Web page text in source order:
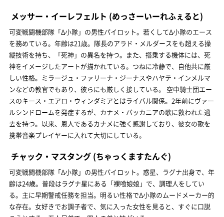
メッサー・イーレフェルト (めっさーいーれふぇると)
可変戦闘機部隊「Δ小隊」の男性パイロット。若くしてΔ小隊のエース
を務めている。年齢は21歳。隊長のアラド・メルダースをも超える操
縦技術を持ち、「死神」の異名を持つ。また、搭乗する機体には、死
神をイメージしたアートが描かれている。つねに冷静で、自他共に厳
しい性格。ミラージュ・ファリーナ・ジーナスやハヤテ・インメルマ
ンなどの教官でもあり、彼らにも厳しく接している。 空中騎士団エー
スのキース・エアロ・ウィンダミアとはライバル関係。2年前にヴァー
ルシンドロームを発症するが、カナメ・バッカニアの歌に救われた過
去を持つ。以来、恩人であるカナメに強く感謝しており、彼女の歌を
携帯音楽プレイヤーに入れて大切にしている。
チャック・マスタング (ちゃっくますたんぐ)
可変戦闘機部隊「Δ小隊」の男性パイロット。惑星、ラグナ出身で、年
齢は24歳。普段はラグナ星にある「裸喰娘娘」で、調理人をしてい
る。主に早期警戒任務を担当。明るい性格でΔ小隊のムードメーカー的
な存在。女好きでお調子者で、気に入った女性を見ると、すぐに口説